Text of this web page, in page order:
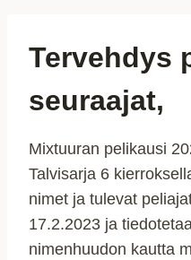
Tervehdys
seuraajat,
Mixtuuran pelikausi
Talvisarja 6
nimet ja tulevat
17.2.2023 ja
nimenhuudon kautta